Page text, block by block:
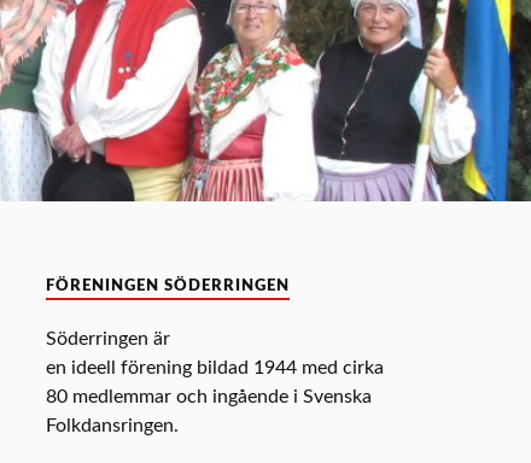
FÖRENINGEN SÖDERRINGEN
Söderringen är
en ideell förening bildad 1944 med cirka
80 medlemmar och ingående i Svenska
Folkdansringen.